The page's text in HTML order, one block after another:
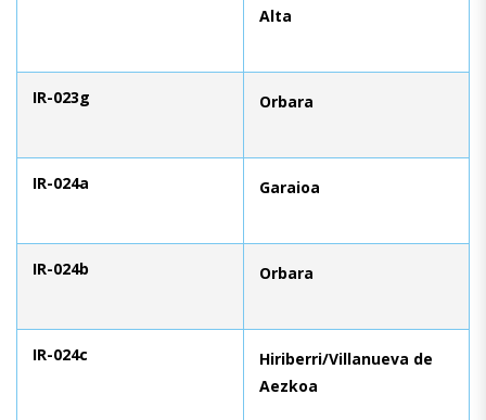
Alta
IR-023g Orbara
IR-024a Garaioa
IR-024b Orbara
IR-024c
Hiriberri/Villanueva de
Aezkoa